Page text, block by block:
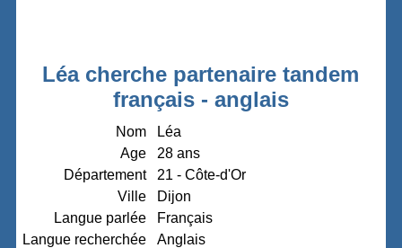
Léa cherche partenaire tandem
français - anglais
Nom
Léa
Age
28 ans
Département
21 - Côte-d'Or
Ville
Dijon
Langue parlée
Français
Langue recherchée
Anglais